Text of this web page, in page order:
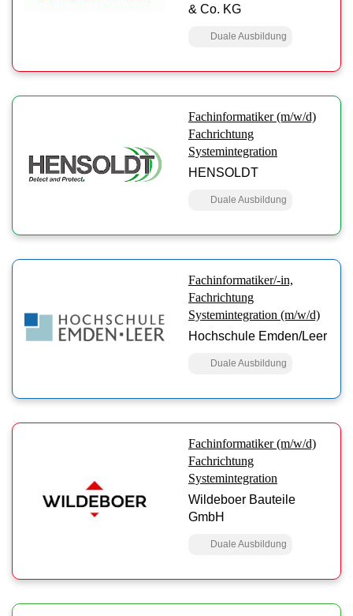
& Co. KG
Duale Ausbildung
Fachinformatiker (m/w/d)
Fachrichtung
Systemintegration
HENSOLDT
Duale Ausbildung
Fachinformatiker/-in,
Fachrichtung
Systemintegration (m/w/d)
Hochschule Emden/Leer
Duale Ausbildung
Fachinformatiker (m/w/d)
Fachrichtung
Systemintegration
Wildeboer Bauteile
GmbH
Duale Ausbildung